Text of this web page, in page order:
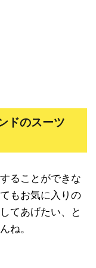
ドのスーツ
ることができな
もお気に入りの
てあげたい、と
ね。